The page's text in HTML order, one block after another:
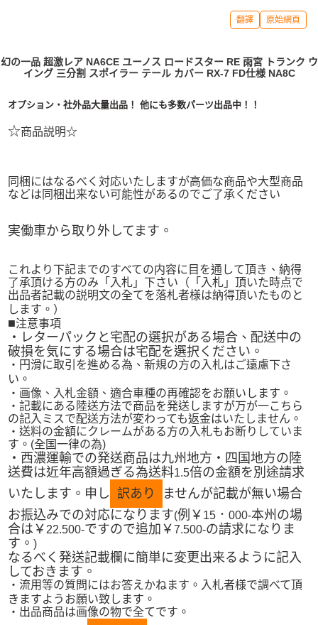
翻譯 原始網頁
幻の一品 超激レア NA6CE ユーノス ロードスター RE 雨宮 トランク ウ
イング 三分割 スポイラー テール カバー RX-7 FD仕様 NA8C
オプション・社外品大量出品！ 他にも多数パーツ出品中！！
☆商品説明☆
同梱にはなるべく対応いたしますが高価な商品や大型商品
などは同梱出来ない可能性があるのでご了承ください
実働車から取り外してます。
これより下記までのすべての内容に目を通して頂き、納得
了承頂ける方のみ「入札」下さい（「入札」頂いた時点で
出品者記載の説明文の全てを落札者様は納得頂いたものと
します。）
■注意事項
・レターパックと宅配の選択がある場合、配送中の
破損を気にする場合は宅配を選択ください。
・円滑に取引を進める為、新規の方の入札はご遠慮下さ
い。
・画像、入札金額、適合車種の再確認をお願いします。
・記載にある陸送方法で商品を発送しますが万が一こちら
の記入ミスで配送方法が変わっても返金はいたしません。
・送料の金額にクレームがある方の入札もお断りしていま
す。 (全国一律の為)
・西濃運輸での発送商品は九州地方・四国地方の陸
送費は近年高額過ぎる為送料1.5倍の金額を別途請求
いたします。申し
訳あり
ませんが記載が無い場合
お振込みでの対応になります(例￥ 15 ．000‐本州の場
合は￥22.500‐ですので追加￥7.500‐の請求になりま
す。)
なるべく発送記載欄に簡単に変更出来るように記入
しておきます。
・流用等の質問にはお答えかねます。入札者様で調べて頂
きますようお願い致します。
・出品商品は画像の物で全てです。